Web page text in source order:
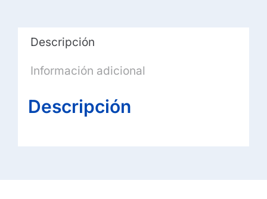
Descripción
Información adicional
Descripción